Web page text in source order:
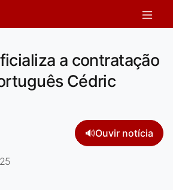
a contratação
Cédric
🔊Ouvir notícia